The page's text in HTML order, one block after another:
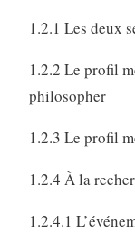
1.2.1 Les deux
1.2.2 Le profil
philosopher
1.2.3 Le profil
1.2.4 À la
1.2.4.1